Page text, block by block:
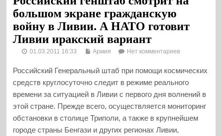
большом экране гражданскую
войну в Ливии. А НАТО готовит
Ливии иракский вариант
01.03.2011 16:33 Армия Нет комментариев
Российский Генеральный штаб при помощи космических
средств круглосуточно следит в режиме реального
времени за ситуацией в Ливии с первого дня волнений в
этой стране. Прежде всего, осуществляется мониторинг
обстановки в столице Триполи, а также в крупнейшем
городе страны Бенгази и других регионах Ливии,